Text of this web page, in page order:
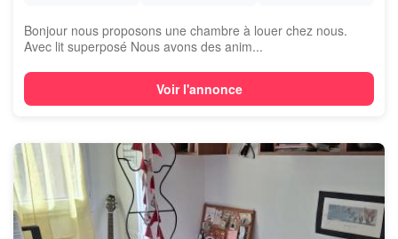
Bonjour nous proposons une chambre à louer chez nous.
Avec lit superposé Nous avons des anim...
Voir l'annonce